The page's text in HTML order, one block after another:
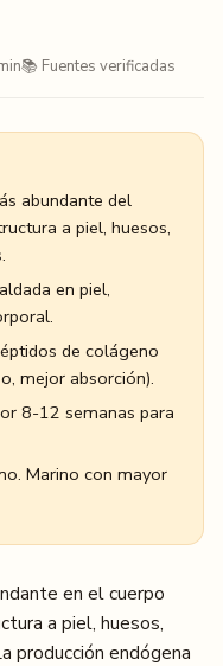
📚 Fuentes verificadas
abundante del
a piel, huesos,
en piel,
de colágeno
mejor absorción).
8-12 semanas para
Marino con mayor
en el cuerpo
a piel, huesos,
producción endógena